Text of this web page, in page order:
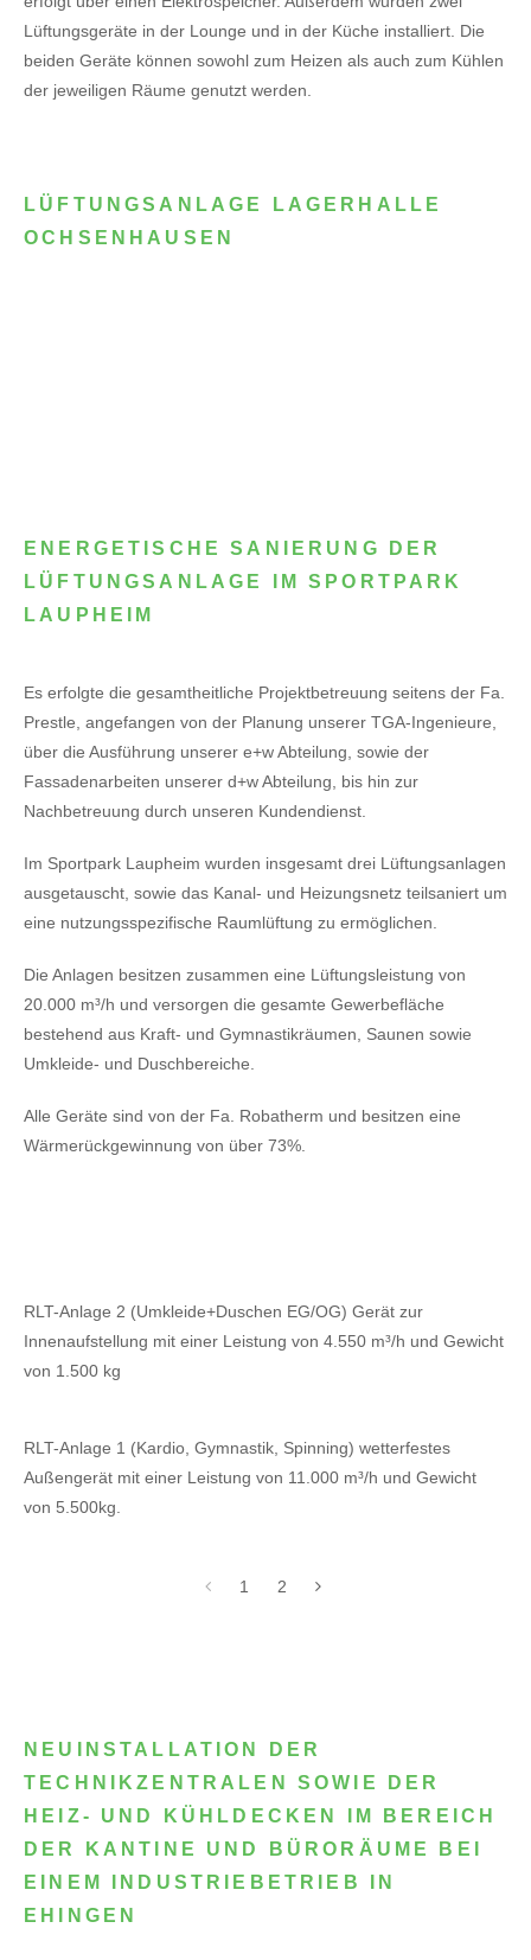
Lüftungsgeräte in der Lounge und in der Küche installiert. Die
beiden Geräte können sowohl zum Heizen als auch zum Kühlen
der jeweiligen Räume genutzt werden.
LÜFTUNGSANLAGE LAGERHALLE
OCHSENHAUSEN
ENERGETISCHE SANIERUNG DER
LÜFTUNGSANLAGE IM SPORTPARK
LAUPHEIM
Es erfolgte die gesamtheitliche Projektbetreuung seitens der Fa.
Prestle, angefangen von der Planung unserer TGA-Ingenieure,
über die Ausführung unserer e+w Abteilung, sowie der
Fassadenarbeiten unserer d+w Abteilung, bis hin zur
Nachbetreuung durch unseren Kundendienst.
Im Sportpark Laupheim wurden insgesamt drei Lüftungsanlagen
ausgetauscht, sowie das Kanal- und Heizungsnetz teilsaniert um
eine nutzungsspezifische Raumlüftung zu ermöglichen.
Die Anlagen besitzen zusammen eine Lüftungsleistung von
20.000 m³/h und versorgen die gesamte Gewerbefläche
bestehend aus Kraft- und Gymnastikräumen, Saunen sowie
Umkleide- und Duschbereiche.
Alle Geräte sind von der Fa. Robatherm und besitzen eine
Wärmerückgewinnung von über 73%.
RLT-Anlage 2 (Umkleide+Duschen EG/OG) Gerät zur
Innenaufstellung mit einer Leistung von 4.550 m³/h und Gewicht
von 1.500 kg
RLT-Anlage 1 (Kardio, Gymnastik, Spinning) wetterfestes
Außengerät mit einer Leistung von 11.000 m³/h und Gewicht
von 5.500kg.
1 2
NEUINSTALLATION DER
TECHNIKZENTRALEN SOWIE DER
HEIZ- UND KÜHLDECKEN IM BEREICH
DER KANTINE UND BÜRORÄUME BEI
EINEM INDUSTRIEBETRIEB IN
EHINGEN